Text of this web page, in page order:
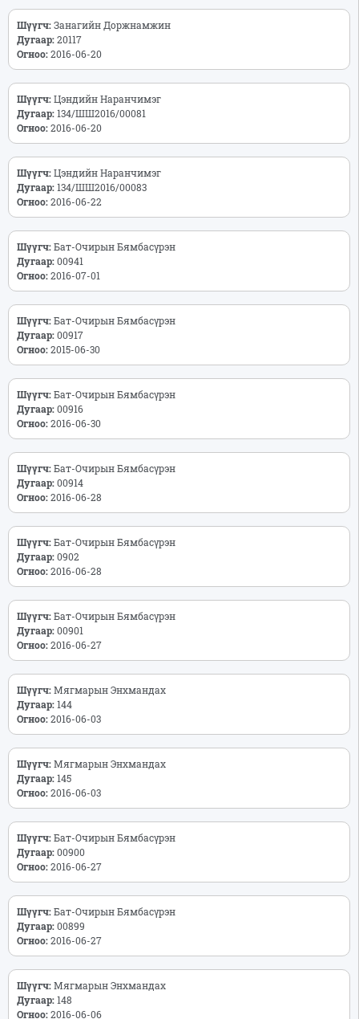
Шүүгч:Занагийн Доржнамжин
Дугаар:20117
Огноо:2016-06-20
Шүүгч:Цэндийн Наранчимэг
Дугаар:134/ШШ2016/00081
Огноо:2016-06-20
Шүүгч:Цэндийн Наранчимэг
Дугаар:134/ШШ2016/00083
Огноо:2016-06-22
Шүүгч:Бат-Очирын Бямбасүрэн
Дугаар:00941
Огноо:2016-07-01
Шүүгч:Бат-Очирын Бямбасүрэн
Дугаар:00917
Огноо:2015-06-30
Шүүгч:Бат-Очирын Бямбасүрэн
Дугаар:00916
Огноо:2016-06-30
Шүүгч:Бат-Очирын Бямбасүрэн
Дугаар:00914
Огноо:2016-06-28
Шүүгч:Бат-Очирын Бямбасүрэн
Дугаар:0902
Огноо:2016-06-28
Шүүгч:Бат-Очирын Бямбасүрэн
Дугаар:00901
Огноо:2016-06-27
Шүүгч:Мягмарын Энхмандах
Дугаар:144
Огноо:2016-06-03
Шүүгч:Мягмарын Энхмандах
Дугаар:145
Огноо:2016-06-03
Шүүгч:Бат-Очирын Бямбасүрэн
Дугаар:00900
Огноо:2016-06-27
Шүүгч:Бат-Очирын Бямбасүрэн
Дугаар:00899
Огноо:2016-06-27
Шүүгч:Мягмарын Энхмандах
Дугаар:148
Огноо:2016-06-06